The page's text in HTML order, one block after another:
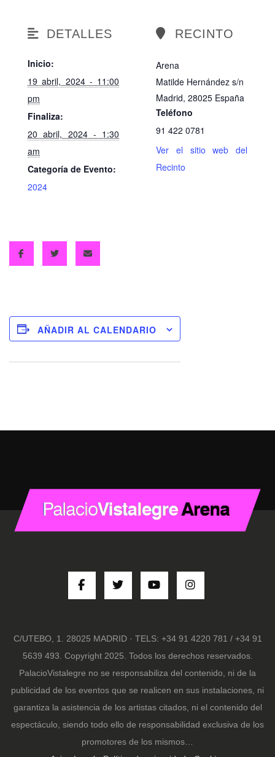
DETALLES
Inicio:
19 abril, 2024 - 11:00
pm
Finaliza:
20 abril, 2024 - 1:30
am
Categoría de Evento:
2024
RECINTO
Arena
Matilde Hernández s/n
Madrid, 28025 España
Teléfono
91 422 0781
Ver el sitio web del
Recinto
AÑADIR AL CALENDARIO
C/UTEBO, 1. 28025 MADRID · TELS: +34 91 4220 781 / +34 91
5639 493. Copyright 2025. Todos los derechos reservados.
PalacioVistalegre no se responsabiliza del contenido, ni de la
publicidad de los eventos que se realicen en sus instalaciones, ni
garantiza la asistencia de los artistas citados, ni el contenido del
espectáculo, siendo todo ello de responsabilidad exclusiva de los
promotores de los mismos…